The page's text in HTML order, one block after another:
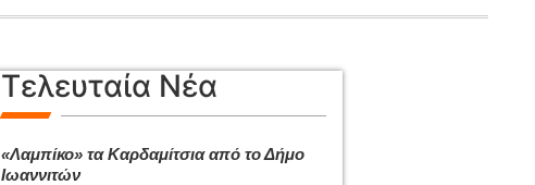
Τελευταία Νέα
«Λαμπίκο» τα Καρδαμίτσια από το Δήμο
Ιωαννιτών